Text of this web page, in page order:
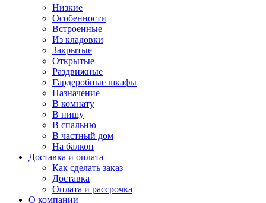
Низкие
Особенности
Встроенные
Из кладовки
Закрытые
Открытые
Раздвижные
Гардеробные шкафы
Назначение
В комнату
В нишу
В спальню
В частный дом
На балкон
Доставка и оплата
Как сделать заказ
Доставка
Оплата и рассрочка
О компании